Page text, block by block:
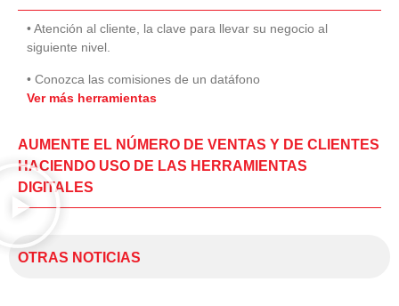
• Atención al cliente, la clave para llevar su negocio al
siguiente nivel.
• Conozca las comisiones de un datáfono
Ver más herramientas
AUMENTE EL NÚMERO DE VENTAS Y DE CLIENTES
HACIENDO USO DE LAS HERRAMIENTAS
DIGITALES
OTRAS NOTICIAS